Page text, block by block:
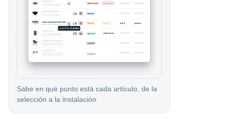
Sabe en qué punto está cada artículo, de la
selección a la instalación.